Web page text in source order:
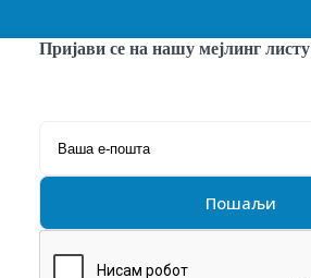
Пријави се на нашу мејлинг листу